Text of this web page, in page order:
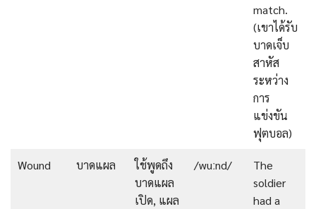
match.
(เขาได้รับ
บาดเจ็บ
สาหัส
ระหว่าง
การ
แข่งขัน
ฟุตบอล)
Wound บาดแผล
ใช้พูดถึง
บาดแผล
เปิด, แผล
/wuːnd/
The
soldier
had a